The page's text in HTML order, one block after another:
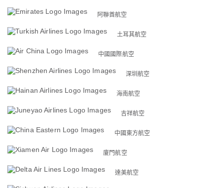
阿聯酋航空
土耳其航空
中國國際航空
深圳航空
海南航空
吉祥航空
中國東方航空
廈門航空
達美航空